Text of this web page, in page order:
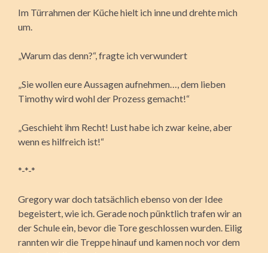
Im Türrahmen der Küche hielt ich inne und drehte mich
um.
„Warum das denn?“, fragte ich verwundert
„Sie wollen eure Aussagen aufnehmen…, dem lieben
Timothy wird wohl der Prozess gemacht!“
„Geschieht ihm Recht! Lust habe ich zwar keine, aber
wenn es hilfreich ist!“
*-*-*
Gregory war doch tatsächlich ebenso von der Idee
begeistert, wie ich. Gerade noch pünktlich trafen wir an
der Schule ein, bevor die Tore geschlossen wurden. Eilig
rannten wir die Treppe hinauf und kamen noch vor dem